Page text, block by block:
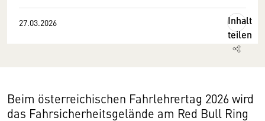
27.03.2026
Inhalt
teilen
Beim österreichischen Fahrlehrertag 2026 wird
das Fahrsicherheitsgelände am Red Bull Ring